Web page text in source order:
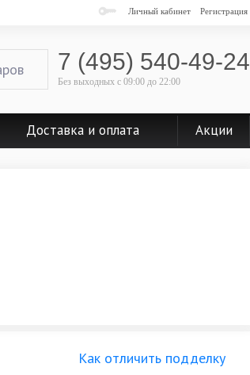
Личный кабинет Регистрация
7 (495) 540-49-24
Без выходных с 09:00 до 22:00
Доставка и оплата Акции
Как отличить подделку